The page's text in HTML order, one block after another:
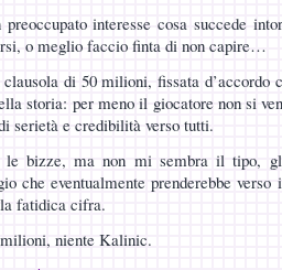
preoccupato interesse cosa succede
o meglio faccio finta di non capire…
clausola di 50 milioni, fissata d’accordo
storia: per meno il giocatore non si
serietà e credibilità verso tutti.
bizze, ma non mi sembra il tipo,
che eventualmente prenderebbe
fatidica cifra.
niente Kalinic.